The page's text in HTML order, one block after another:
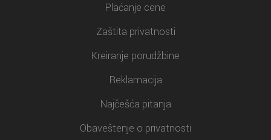
Plaćanje cene
Zaštita privatnosti
Kreiranje porudžbine
Reklamacija
Najčešća pitanja
Obaveštenje o privatnosti